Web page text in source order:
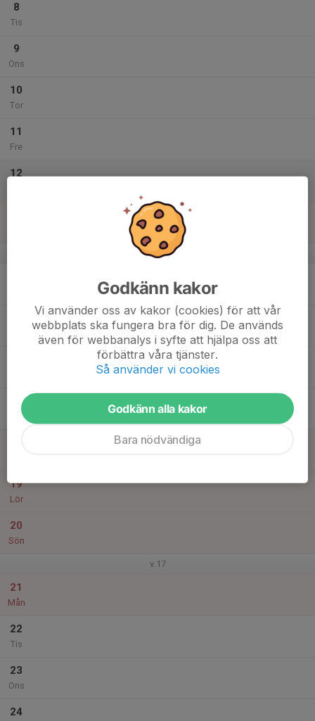
8
Tis
9
Ons
10
Tor
11
Fre
12
v.16
17
Tor
19
Lör
20
Sön
v.17
21
Mån
22
Tis
23
Ons
24
Godkänn kakor
Vi använder oss av kakor (cookies) för att vår
webbplats ska fungera bra för dig. De används
även för webbanalys i syfte att hjälpa oss att
förbättra våra tjänster.
Så använder vi cookies
Godkänn alla kakor
Bara nödvändiga